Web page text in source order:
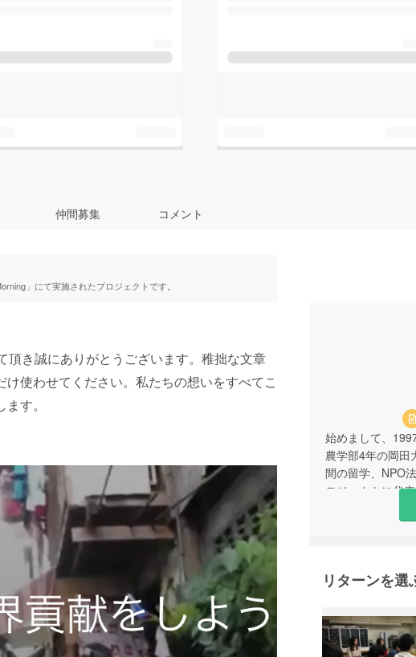
仲間募集 コメント
」にて実施されたプロジェクトです。
頂き誠にありがとうございます。稚拙な文章
使わせてください。私たちの想いをすべてこ
す。
始めまして、
農学部4年の岡田
間の留学、NPO
ロジェクトに代
ことがきっかけ
差」を解決した
リターンを選